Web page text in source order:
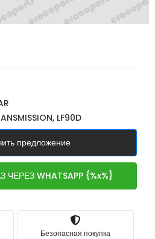
LF90D
предложение
ЧЕРЕЗ WHATSAPP {%x%}
Безопасная покупка